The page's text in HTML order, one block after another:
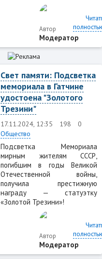
Автор
Модератор
Свет памяти: Подсветка
мемориала в Гатчине
удостоена "Золотого
Трезини"
17.11.2024, 12:35 198
0
Общество
Подсветка Мемориала
мирным жителям СССР,
погибшим в годы Великой
Отечественной войны,
получила престижную
награду — статуэтку
«Золотой Трезини»!
Автор
Модератор